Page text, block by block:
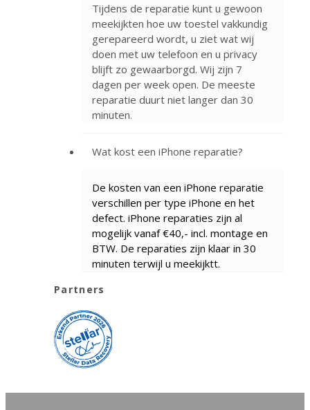
Tijdens de reparatie kunt u gewoon
meekijkten hoe uw toestel vakkundig
gerepareerd wordt, u ziet wat wij
doen met uw telefoon en u privacy
blijft zo gewaarborgd. Wij zijn 7
dagen per week open. De meeste
reparatie duurt niet langer dan 30
minuten.
Wat kost een iPhone reparatie?
De kosten van een iPhone reparatie
verschillen per type iPhone en het
defect. iPhone reparaties zijn al
mogelijk vanaf €40,- incl. montage en
BTW. De reparaties zijn klaar in 30
minuten terwijl u meekijktt.
Partners